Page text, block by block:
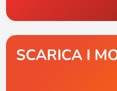
SCARICA I